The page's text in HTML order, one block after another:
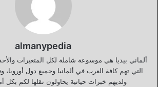
almanypedia
ألماني بيديا هي موسوعة شاملة لكل المتغيرات
التي تهم كافة العرب في ألمانيا وجميع دول
ولديهم خبرات حياتية يحاولون نقلها لكم بكل